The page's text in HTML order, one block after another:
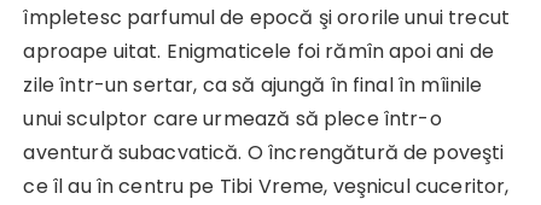
împletesc parfumul de epocă şi ororile unui trecut
aproape uitat. Enigmaticele foi rămîn apoi ani de
zile într-un sertar, ca să ajungă în final în mîinile
unui sculptor care urmează să plece într-o
aventură subacvatică. O încrengătură de poveşti
ce îl au în centru pe Tibi Vreme, veşnicul cuceritor,